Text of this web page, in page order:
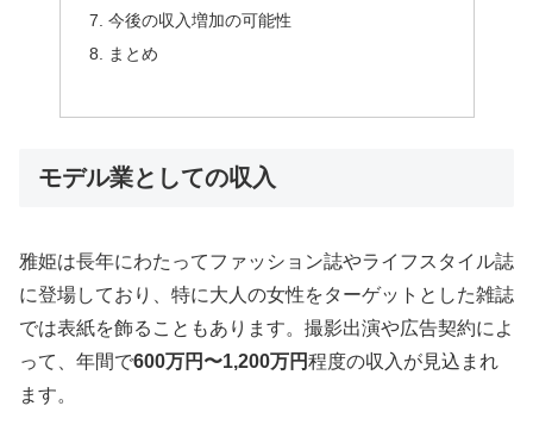
今後の収入増加の可能性
まとめ
モデル業としての収入
雅姫は長年にわたってファッション誌やライフスタイル誌
に登場しており、特に大人の女性をターゲットとした雑誌
では表紙を飾ることもあります。撮影出演や広告契約によ
って、年間で600万円〜1,200万円程度の収入が見込まれ
ます。